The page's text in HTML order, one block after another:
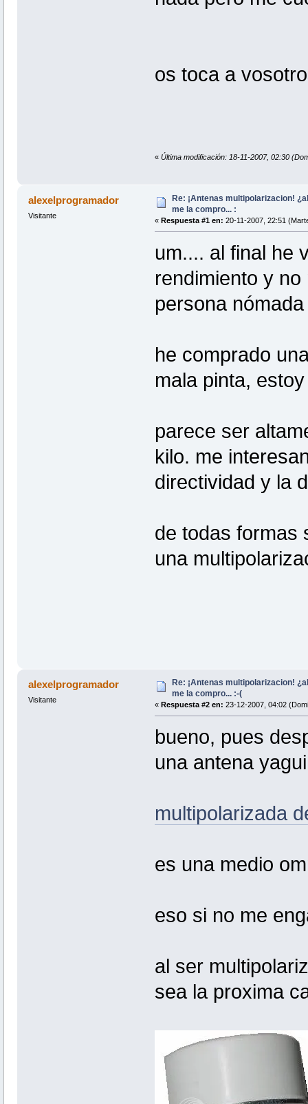
os toca a
« Última modificación: 18-11-2007, 02:30
alexelprogramador
Visitante
Re: ¡Antenas multipolarizacion!
me la compro... :
« Respuesta #1 en: 20-11-2007, 22:51
um.... al final he
rendimiento y
persona
he comprado
mala pinta,
parece ser
kilo. me
directividad y la
de todas formas
una
alexelprogramador
Visitante
Re: ¡Antenas multipolarizacion!
me la compro... :-(
« Respuesta #2 en: 23-12-2007, 04:02
bueno, pues
una antena
multipolarizada
es una medio
eso si no me
al ser
sea la proxima